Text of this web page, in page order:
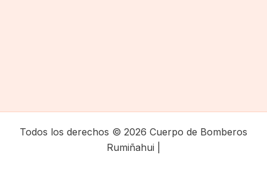
Todos los derechos © 2026 Cuerpo de Bomberos
Rumiñahui |